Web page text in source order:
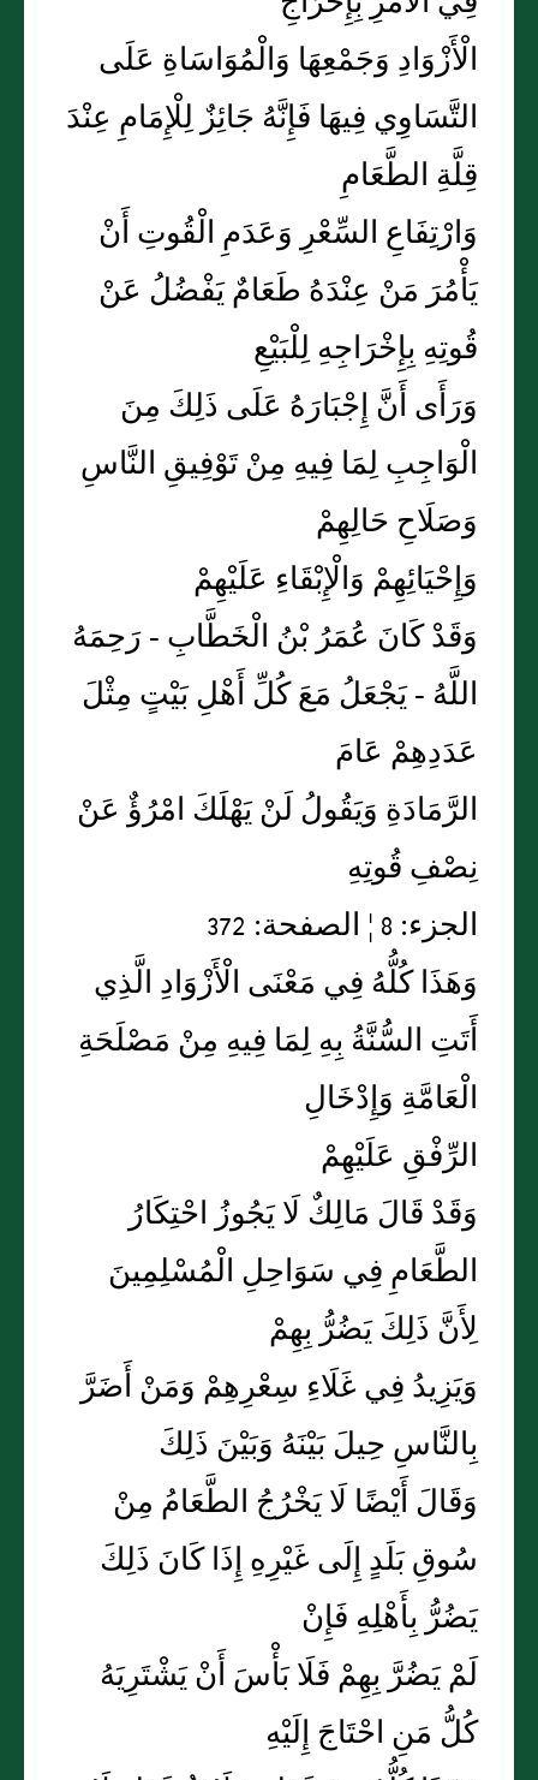
الْأَزْوَادِ وَجَمْعِهَا وَالْمُوَاسَاةِ عَلَى
التَّسَاوِي فِيهَا فَإِنَّهُ جَائِزٌ لِلْإِمَامِ عِنْدَ
قِلَّةِ الطَّعَامِ
وَارْتِفَاعِ السِّعْرِ وَعَدَمِ الْقُوتِ أَنْ
يَأْمُرَ مَنْ عِنْدَهُ طَعَامٌ يَفْضُلُ عَنْ
قُوتِهِ بِإِخْرَاجِهِ لِلْبَيْعِ
وَرَأَى أَنَّ إِجْبَارَهُ عَلَى ذَلِكَ مِنَ
الْوَاجِبِ لِمَا فِيهِ مِنْ تَوْفِيقِ النَّاسِ
وَصَلَاحِ حَالِهِمْ
وَإِحْيَائِهِمْ وَالْإِبْقَاءِ عَلَيْهِمْ
وَقَدْ كَانَ عُمَرُ بْنُ الْخَطَّابِ - رَحِمَهُ
اللَّهُ - يَجْعَلُ مَعَ كُلِّ أَهْلِ بَيْتٍ مِثْلَ
عَدَدِهِمْ عَامَ
الرَّمَادَةِ وَيَقُولُ لَنْ يَهْلَكَ امْرُؤٌ عَنْ
نِصْفِ قُوتِهِ
الجزء: 8 ¦ الصفحة: 372
وَهَذَا كُلُّهُ فِي مَعْنَى الْأَزْوَادِ الَّذِي
أَتَتِ السُّنَّةُ بِهِ لِمَا فِيهِ مِنْ مَصْلَحَةِ
الْعَامَّةِ وَإِدْخَالِ
الرِّفْقِ عَلَيْهِمْ
وَقَدْ قَالَ مَالِكٌ لَا يَجُوزُ احْتِكَارُ
الطَّعَامِ فِي سَوَاحِلِ الْمُسْلِمِينَ
لِأَنَّ ذَلِكَ يَضُرُّ بِهِمْ
وَيَزِيدُ فِي غَلَاءِ سِعْرِهِمْ وَمَنْ أَضَرَّ
بِالنَّاسِ حِيلَ بَيْنَهُ وَبَيْنَ ذَلِكَ
وَقَالَ أَيْضًا لَا يَخْرُجُ الطَّعَامُ مِنْ
سُوقِ بَلَدٍ إِلَى غَيْرِهِ إِذَا كَانَ ذَلِكَ
يَضُرُّ بِأَهْلِهِ فَإِنْ
لَمْ يَضُرَّ بِهِمْ فَلَا بَأْسَ أَنْ يَشْتَرِيَهُ
كُلُّ مَنِ احْتَاجَ إِلَيْهِ